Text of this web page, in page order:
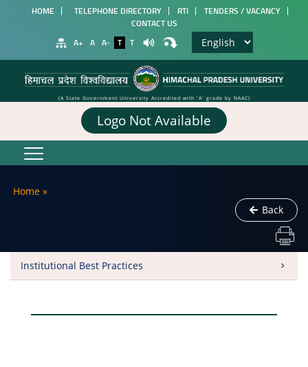
HOME TELEPHONE DIRECTORY RTI
TENDERS / VACANCY
CONTACT US
A+
A A- T T
(A State Government University Accredited with 'A' grade by NAAC)
Logo Not Available
Home »
Back
Institutional Best Practices